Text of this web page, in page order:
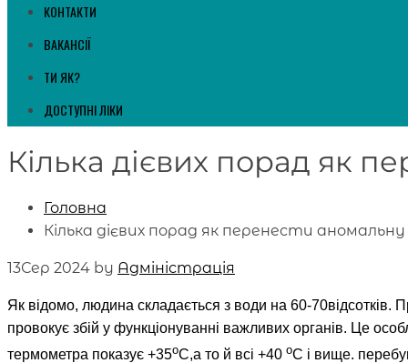
КОНТАКТИ
ВАКАНСІЇ
ТИ ЯК?
ДОСТУПНІ ЛІКИ
Кілька дієвих порад як
Головна
Кілька дієвих порад як перенести
13Сер 2024 by Адміністрація
Як відомо, людина складається з води на 60-70відсотків.
провокує збій у функціонуванні важливих органів. Це
термометра показує +35оС,а то й всі +40 оС і вище.